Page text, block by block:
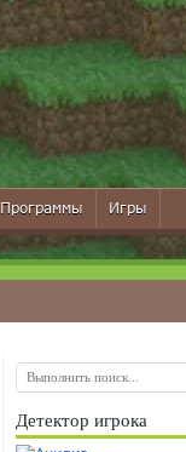
Программы Игры
Детектор игрока